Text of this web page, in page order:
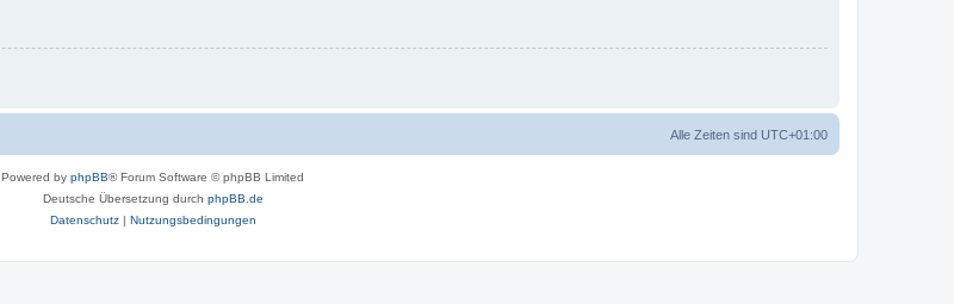
Alle Zeiten sind UTC+01:00
Powered by phpBB® Forum Software © phpBB Limited
Deutsche Übersetzung durch phpBB.de
Datenschutz| Nutzungsbedingungen